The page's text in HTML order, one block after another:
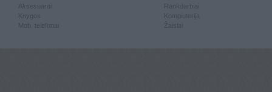
Knygos
Mob. telefonai
Kompiuterija
Žaislai